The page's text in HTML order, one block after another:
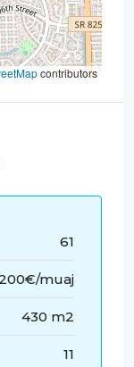
contributors
61
muaj
430 m2
11